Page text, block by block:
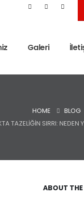
Galeri
HOME BLOG
TAZELIĞIN SIRRI:
ABOUT